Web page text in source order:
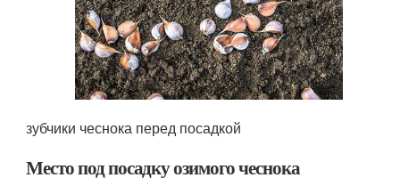
зубчики чеснока перед посадкой
Место под посадку озимого чеснока